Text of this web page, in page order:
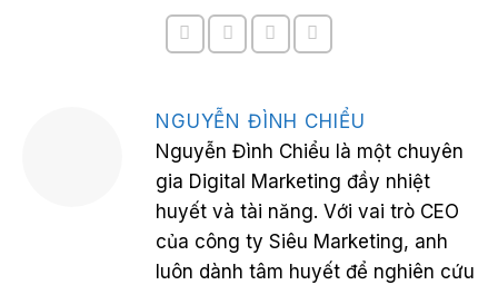
NGUYỄN ĐÌNH CHIỂU
Nguyễn Đình Chiểu là một chuyên
gia Digital Marketing đầy nhiệt
huyết và tài năng. Với vai trò CEO
của công ty Siêu Marketing, anh
luôn dành tâm huyết để nghiên cứu